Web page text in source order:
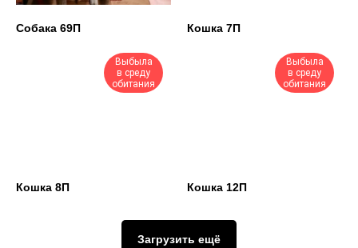
Собака 69П Кошка 7П
Выбыла
в среду
обитания
Кошка 8П
Выбыла
в среду
обитания
Кошка 12П
Загрузить ещё
Филиалы
Новостикоррупции
Контакты
Главная
"Окружное объединение ветеринарии".
Приюты